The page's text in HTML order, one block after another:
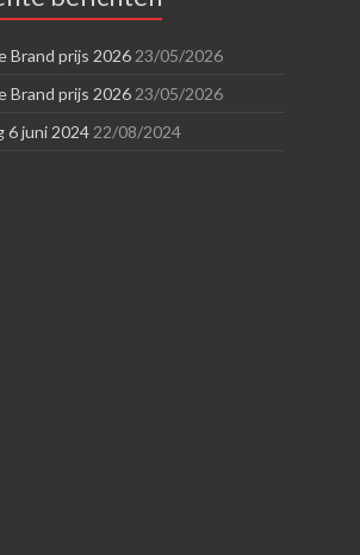
Brand prijs 2026 23/05/2026
Brand prijs 2026 23/05/2026
6 juni 2024 22/08/2024